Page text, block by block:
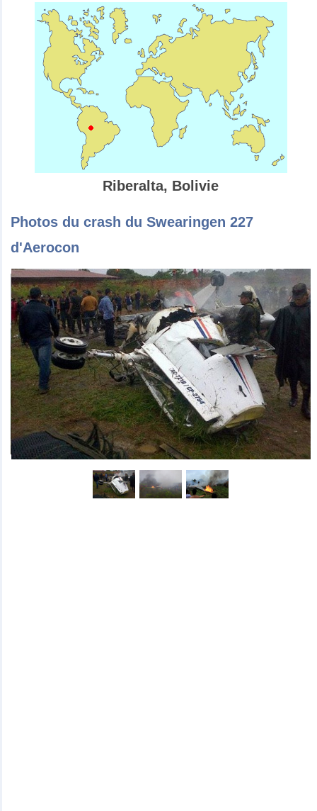
Riberalta, Bolivie
Photos du crash du Swearingen 227
d'Aerocon